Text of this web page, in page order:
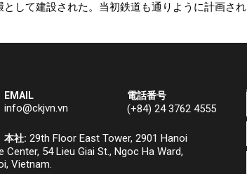
して建設された。当初鉄道も通りように計画さ
EMAIL
info@ckjvn.vn
電話番号
(+84) 24 3762 4555
本社: 29th Floor East Tower, 2901 Hanoi
Center, 54 Lieu Giai St., Ngoc Ha Ward,
Vietnam.